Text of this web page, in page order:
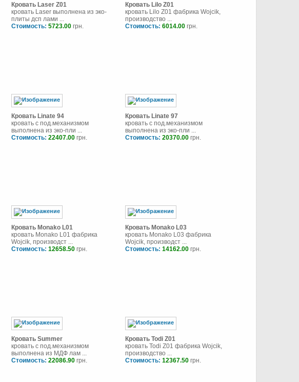
Кровать Laser Z01
кровать Laser выполнена из эко-
плиты дсп лами ...
Стоимость: 5723.00 грн.
Кровать Lilo Z01
кровать Lilo Z01 фабрика Wojcik,
производство ...
Стоимость: 6014.00 грн.
Кровать Linate 94
кровать с под.механизмом
выполнена из эко-пли ...
Стоимость: 22407.00 грн.
Кровать Linate 97
кровать с под.механизмом
выполнена из эко-пли ...
Стоимость: 20370.00 грн.
Кровать Monako L01
кровать Monako L01 фабрика
Wojcik, производст ...
Стоимость: 12658.50 грн.
Кровать Monako L03
кровать Monako L03 фабрика
Wojcik, производст ...
Стоимость: 14162.00 грн.
Кровать Summer
кровать с под.механизмом
выполнена из МДФ лам ...
Стоимость: 22086.90 грн.
Кровать Todi Z01
кровать Todi Z01 фабрика Wojcik,
производство ...
Стоимость: 12367.50 грн.